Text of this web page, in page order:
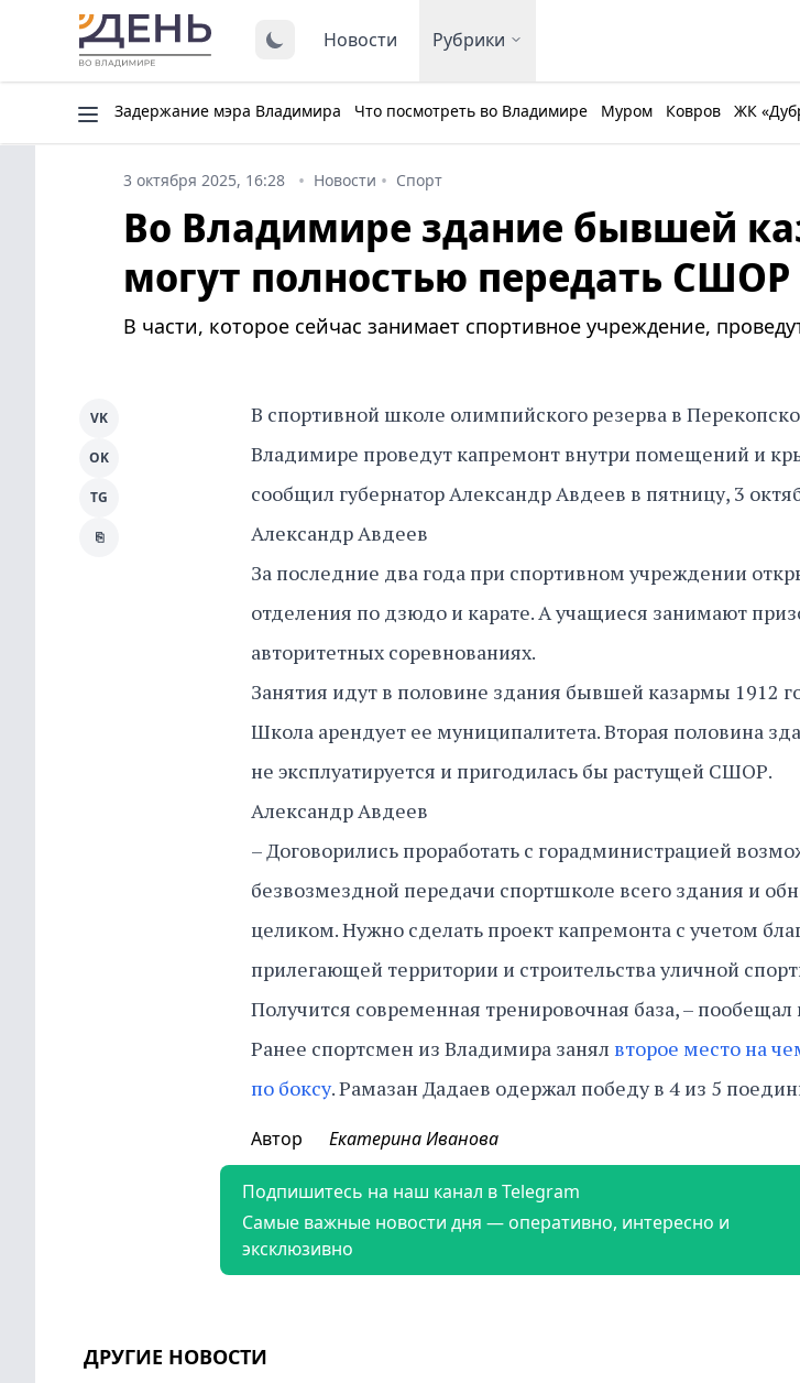
Новости Рубрики
Задержание мэра Владимира Что посмотреть во Владимире Муром Ковров ЖК
3 октября 2025, 16:28 Новости Спорт
Во Владимире здание бывшей
могут полностью передать СШОР
В части, которое сейчас занимает спортивное учреждение,
В спортивной школе олимпийского резерва в
Владимире проведут капремонт внутри помещений и
сообщил губернатор Александр Авдеев в пятницу, 3
Александр Авдеев
За последние два года при спортивном учреждении
отделения по дзюдо и карате. А учащиеся занимают
авторитетных соревнованиях.
Занятия идут в половине здания бывшей казармы 1912
Школа арендует ее муниципалитета. Вторая половина
не эксплуатируется и пригодилась бы растущей СШОР.
Александр Авдеев
– Договорились проработать с горадминистрацией
безвозмездной передачи спортшколе всего здания и
целиком. Нужно сделать проект капремонта с учетом
прилегающей территории и строительства уличной
Получится современная тренировочная база, – пообещал
Ранее спортсмен из Владимира занял второе место на
по боксу. Рамазан Дадаев одержал победу в 4 из 5
VK
OK
TG
⎘
Автор Екатерина Иванова
Подпишитесь на наш канал в Telegram
Самые важные новости дня — оперативно, интересно и
эксклюзивно
ДРУГИЕ НОВОСТИ